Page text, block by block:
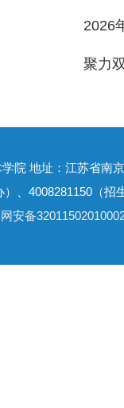
2026
聚力
院 地址：江苏省南
、4008281150（
安备